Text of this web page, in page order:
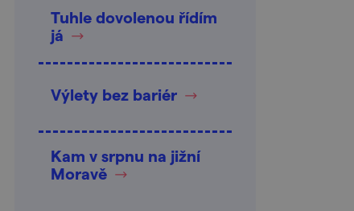
Tuhle dovolenou řídím
já
Výlety bez bariér
Kam v srpnu na jižní
Moravě